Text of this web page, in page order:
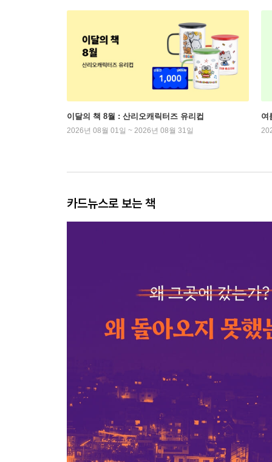
이달의 책 8월 : 산리오캐릭터즈 유리컵
2026년 08월 01일 ~ 2026년 08월 31일
여
카드뉴스로 보는 책